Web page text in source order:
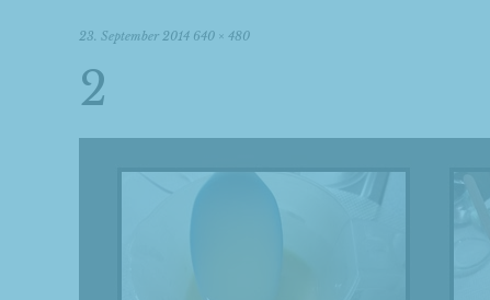
23. September 2014 640 × 480
2